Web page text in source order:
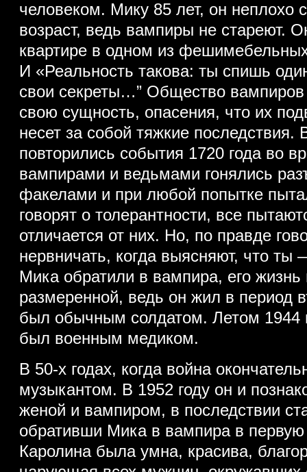
человеком. Мику 85 лет, он неплохо
возраст, ведь вампиры не стареют.
квартире в одном из
И «Реальность такова: ты спишь
свои секреты…” Общество
свою сущность, опасения, что их
несет за собой тяжкие последствия.
повторились события 1720 года во
вампирами и ведьмами гонялись
факелами и при любой попытке
говорят о толерантности, все
отличается от них. Но, по правде
нервничать, когда выясняют, что
Мика обратили в вампира, его
размеренной, ведь он жил в период
был обычным солдатом. Летом 1944
был военным медиком.
В 50-х годах, когда война
музыкантом. В 1952 году он и
женой и вампиром, в последствии
обративши Мика в вампира в
Каролина была умна, красива,